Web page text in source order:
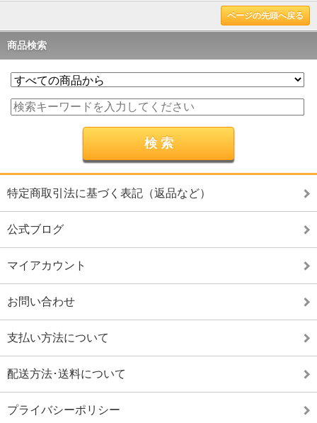
ページの先頭へ戻る
商品検索
特定商取引法に基づく表記（返品など）
公式ブログ
マイアカウント
お問い合わせ
支払い方法について
配送方法･送料について
プライバシーポリシー